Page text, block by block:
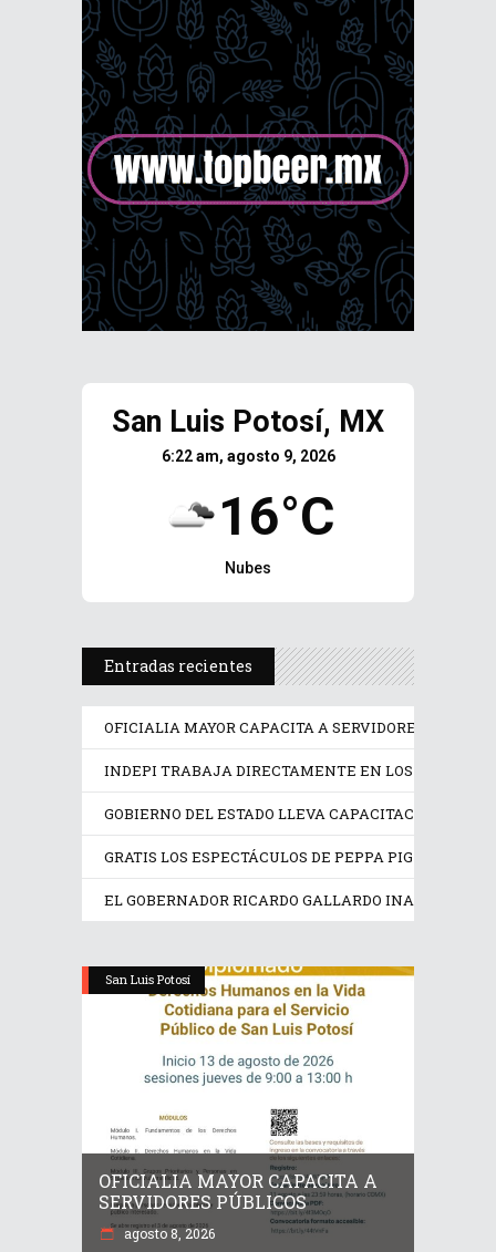
San Luis Potosí, MX
6:22 am, agosto 9, 2026
16°C
Nubes
Entradas recientes
OFICIALIA MAYOR CAPACITA A SERVIDORES
INDEPI TRABAJA DIRECTAMENTE EN LOS
GOBIERNO DEL ESTADO LLEVA CAPACITACIÓN
GRATIS LOS ESPECTÁCULOS DE PEPPA PIG Y
EL GOBERNADOR RICARDO GALLARDO INAUGURA
San Luis Potosí
OFICIALIA MAYOR CAPACITA A
SERVIDORES PÚBLICOS
agosto 8, 2026